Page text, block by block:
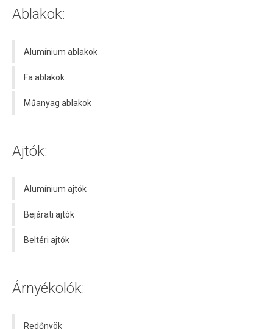
Ablakok:
Alumínium ablakok
Fa ablakok
Műanyag ablakok
Ajtók:
Alumínium ajtók
Bejárati ajtók
Beltéri ajtók
Árnyékolók:
Redőnyök